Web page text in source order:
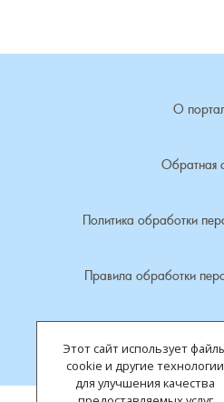
Этот сайт использует
cookie и другие технологии
для улучшения качества
О
Обратная
Политика обработки
Правила обработки
Политика
Малое Урсово болото, посёлок
Марьинка, деревня
Машки, деревня
Микшино, деревня